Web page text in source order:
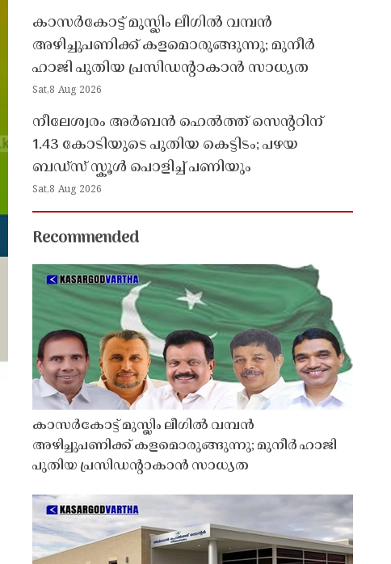
കാസർകോട്ട് മുസ്ലിം ലീഗിൽ വമ്പൻ
അഴിച്ചുപണിക്ക് കളമൊരുങ്ങുന്നു; മുനീർ
ഹാജി പുതിയ പ്രസിഡൻ്റാകാൻ സാധ്യത
Sat,8 Aug 2026
നീലേശ്വരം അർബൻ ഹെൽത്ത് സെൻ്ററിന്
1.43 കോടിയുടെ പുതിയ കെട്ടിടം; പഴയ
ബഡ്സ് സ്കൂൾ പൊളിച്ച് പണിയും
Sat,8 Aug 2026
Recommended
കാസർകോട്ട് മുസ്ലിം ലീഗിൽ വമ്പൻ
അഴിച്ചുപണിക്ക് കളമൊരുങ്ങുന്നു; മുനീർ ഹാജി
പുതിയ പ്രസിഡൻ്റാകാൻ സാധ്യത